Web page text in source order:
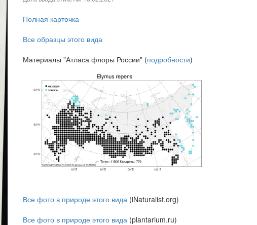
Полная карточка
Все образцы этого вида
Материалы "Атласа флоры России" (подробности)
Все фото в природе этого вида (iNaturalist.org)
Все фото в природе этого вида (plantarium.ru)